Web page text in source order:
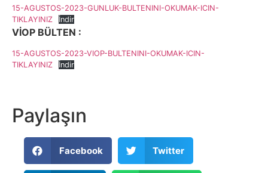
15-AGUSTOS-2023-GUNLUK-BULTENINI-OKUMAK-ICIN-
TIKLAYINIZ
İndir
VİOP BÜLTEN :
15-AGUSTOS-2023-VIOP-BULTENINI-OKUMAK-ICIN-
TIKLAYINIZ
İndir
Paylaşın
Facebook Twitter